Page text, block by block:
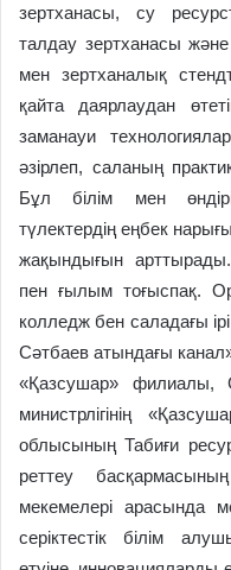
зертханасы, су
талдау зертханасы
мен зертханалық
қайта даярлаудан
заманауи
әзірлеп, саланың
Бұл білім мен
түлектердің еңбек
жақындығын
пен ғылым тоғыспақ.
колледж бен саладағы
Сәтбаев атындағы
«Қазсушар» филиалы,
министрлігінің
облысының Табиғи
реттеу
мекемелері арасында
серіктестік білім